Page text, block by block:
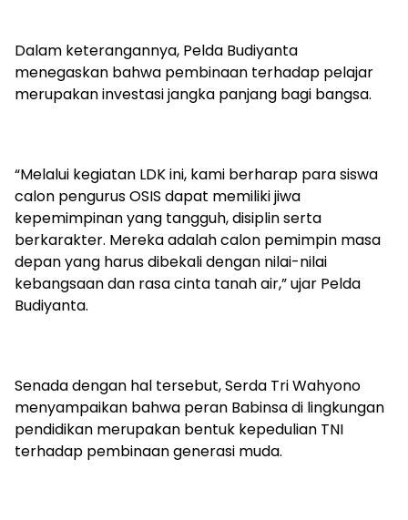
Dalam keterangannya, Pelda Budiyanta
menegaskan bahwa pembinaan terhadap pelajar
merupakan investasi jangka panjang bagi bangsa.
“Melalui kegiatan LDK ini, kami berharap para siswa
calon pengurus OSIS dapat memiliki jiwa
kepemimpinan yang tangguh, disiplin serta
berkarakter. Mereka adalah calon pemimpin masa
depan yang harus dibekali dengan nilai-nilai
kebangsaan dan rasa cinta tanah air,” ujar Pelda
Budiyanta.
Senada dengan hal tersebut, Serda Tri Wahyono
menyampaikan bahwa peran Babinsa di lingkungan
pendidikan merupakan bentuk kepedulian TNI
terhadap pembinaan generasi muda.